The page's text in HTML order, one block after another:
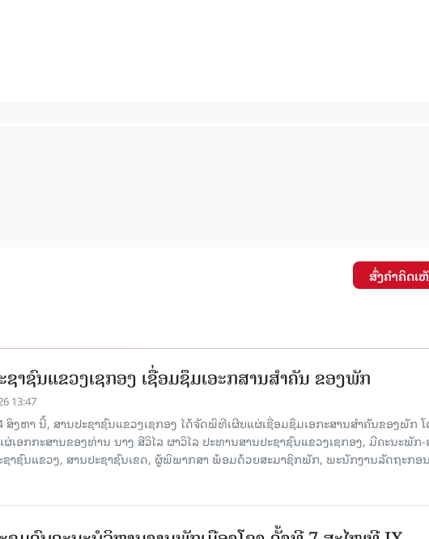
ສົ່ງຄໍາຄິດເ
ຊາຊົນແຂວງເຊກອງ ເຊື່ອມຊຶມເອະກສານສໍາຄັນ ຂອງພັກ
13:47
ສິງຫາ ນີ້, ສານປະຊາຊົນແຂວງເຊກອງ ໄດ້ຈັດພິທີເຜີຍແຜ່ເຊື່ອມຊຶມເອກະສານສໍາຄັນຂອງພັກ
ເອກກະສານຂອງທ່ານ ນາງ ສີວິໄລ ຜາວິໄລ ປະທານສານປະຊາຊົນແຂວງເຊກອງ, ມີຄະນະພັກ-
ຊາຊົນແຂວງ, ສານປະຊາຊົນເຂດ, ຜູ້ພິພາກສາ ພ້ອມດ້ວຍສະມາຊິກພັກ, ພະນັກງານລັດຖະກອນ